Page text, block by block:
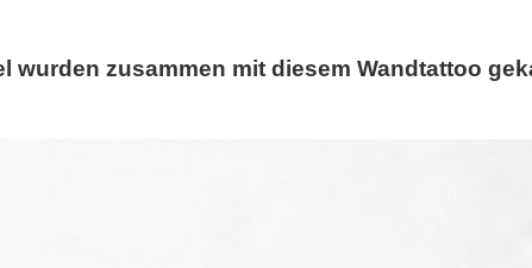
wurden zusammen mit diesem Wandtattoo